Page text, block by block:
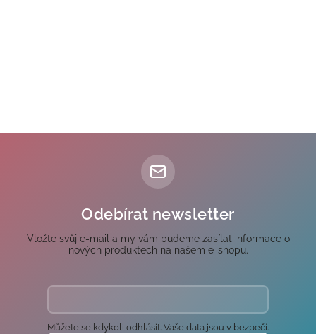
Odebírat newsletter
Vložte svůj e-mail a my vám budeme zasílat informace o
nových produktech na našem e-shopu.
Můžete se kdykoli odhlásit. Vaše data jsou v bezpečí.